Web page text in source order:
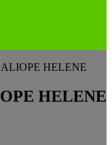
HELENE
HELENE